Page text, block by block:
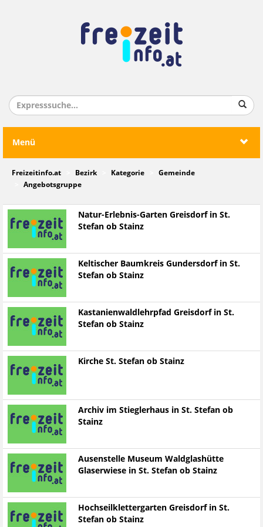
Menü
Freizeitinfo.at Bezirk Kategorie
Gemeinde
Angebotsgruppe
Natur-Erlebnis-Garten Greisdorf in St.
Stefan ob Stainz
Keltischer Baumkreis Gundersdorf in St.
Stefan ob Stainz
Kastanienwaldlehrpfad Greisdorf in St.
Stefan ob Stainz
Kirche St. Stefan ob Stainz
Archiv im Stieglerhaus in St. Stefan ob
Stainz
Ausenstelle Museum Waldglashütte
Glaserwiese in St. Stefan ob Stainz
Hochseilklettergarten Greisdorf in St.
Stefan ob Stainz